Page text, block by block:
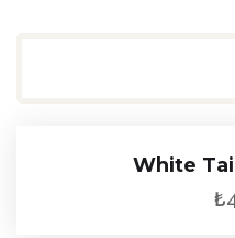
White
₺